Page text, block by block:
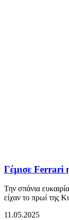
Γέμισε Ferrari
Την σπάνια
είχαν το πρωί της
11.05.2025